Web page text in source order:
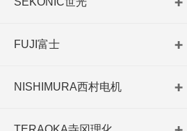
FUJI富士
NISHIMURA西村电机